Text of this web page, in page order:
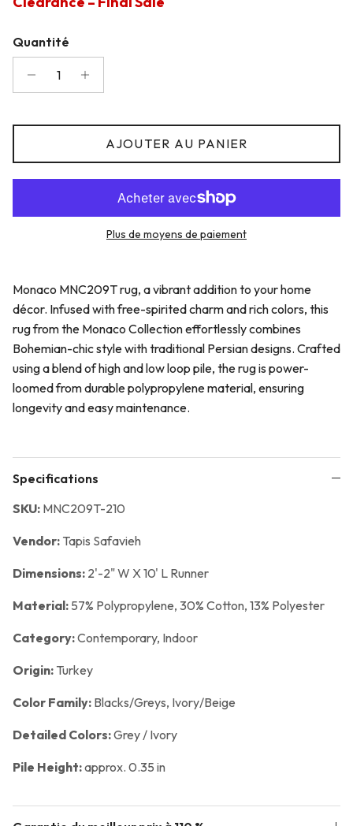
Quantité
AJOUTER AU PANIER
Plus de moyens de paiement
Monaco MNC209T rug, a vibrant addition to your home
décor. Infused with free-spirited charm and rich colors, this
rug from the Monaco Collection effortlessly combines
Bohemian-chic style with traditional Persian designs. Crafted
using a blend of high and low loop pile, the rug is power-
loomed from durable polypropylene material, ensuring
longevity and easy maintenance.
Specifications
SKU: MNC209T-210
Vendor: Tapis Safavieh
Dimensions: 2'-2" W X 10' L Runner
Material: 57% Polypropylene, 30% Cotton, 13% Polyester
Category:Contemporary, Indoor
Origin: Turkey
Color Family: Blacks/Greys, Ivory/Beige
Detailed Colors:Grey / Ivory
Pile Height:approx. 0.35 in